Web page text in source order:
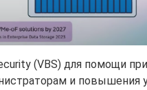
(VBS) для помощи
и повышения